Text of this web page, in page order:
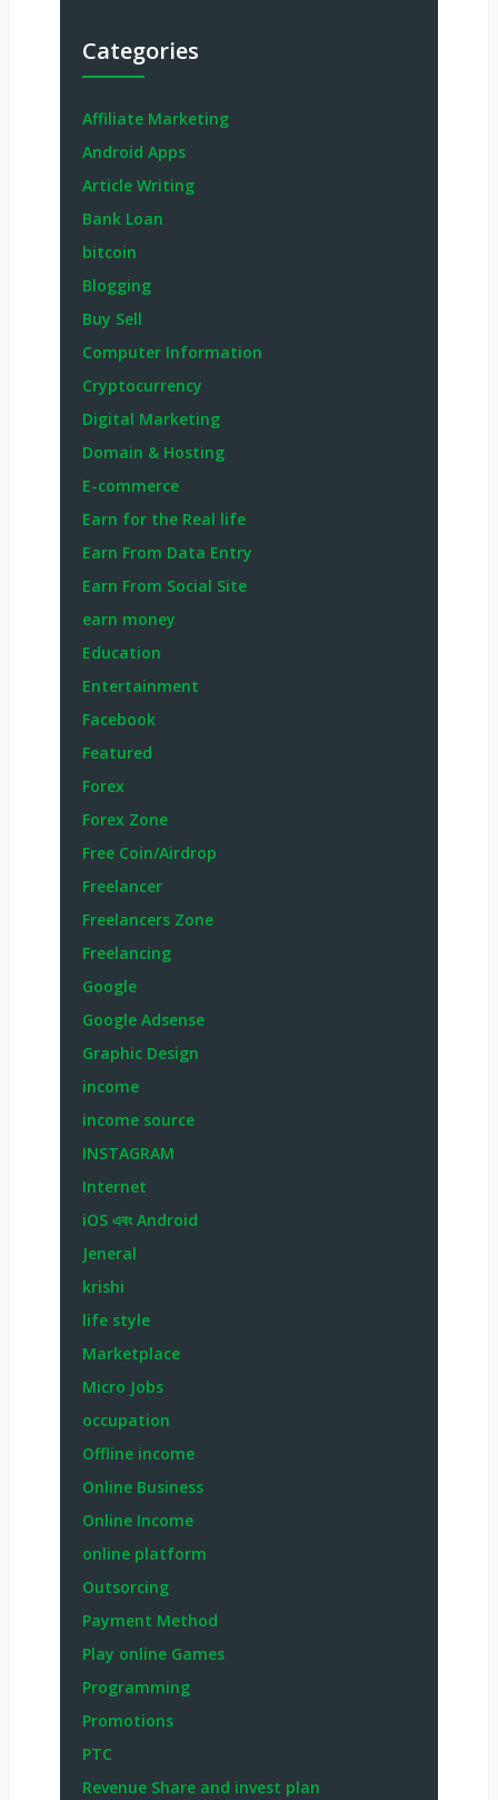
Categories
Affiliate Marketing
Android Apps
Article Writing
Bank Loan
bitcoin
Blogging
Buy Sell
Computer Information
Cryptocurrency
Digital Marketing
Domain & Hosting
E-commerce
Earn for the Real life
Earn From Data Entry
Earn From Social Site
earn money
Education
Entertainment
Facebook
Featured
Forex
Forex Zone
Free Coin/Airdrop
Freelancer
Freelancers Zone
Freelancing
Google
Google Adsense
Graphic Design
income
income source
INSTAGRAM
Internet
iOS এবং Android
Jeneral
krishi
life style
Marketplace
Micro Jobs
occupation
Offline income
Online Business
Online Income
online platform
Outsorcing
Payment Method
Play online Games
Programming
Promotions
PTC
Revenue Share and invest plan